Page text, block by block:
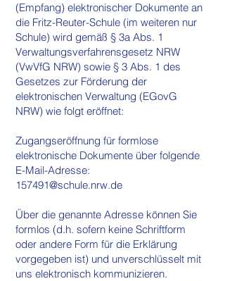
(Empfang) elektronischer Dokumente an
die Fritz-Reuter-Schule (im weiteren nur
Schule) wird gemäß § 3a Abs. 1
Verwaltungsverfahrensgesetz NRW
(VwVfG NRW) sowie § 3 Abs. 1 des
Gesetzes zur Förderung der
elektronischen Verwaltung (EGovG
NRW) wie folgt eröffnet:
Zugangseröffnung für formlose
elektronische Dokumente über folgende
E-Mail-Adresse:
157491@schule.nrw.de
Über die genannte Adresse können Sie
formlos (d.h. sofern keine Schriftform
oder andere Form für die Erklärung
vorgegeben ist) und unverschlüsselt mit
uns elektronisch kommunizieren.